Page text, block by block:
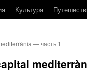
Культура
— часть 1